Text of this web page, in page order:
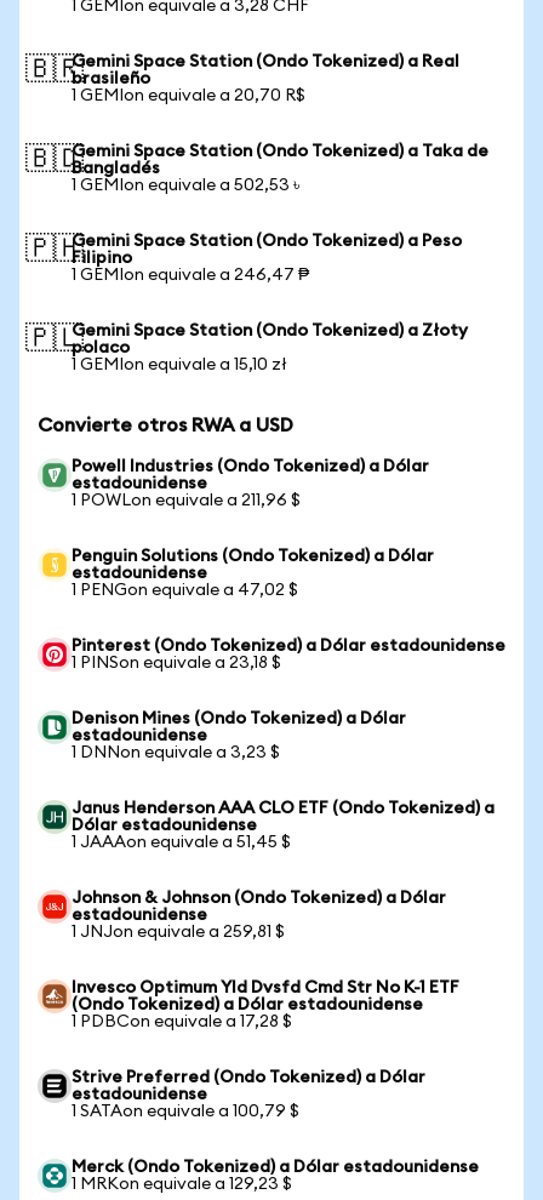
1 GEMIon equivale a 3,28 CHF
🇧🇷Gemini Space Station (Ondo Tokenized) a Real
brasileño
1 GEMIon equivale a 20,70 R$
🇧🇩Gemini Space Station (Ondo Tokenized) a Taka de
Bangladés
1 GEMIon equivale a 502,53 ৳
🇵🇭Gemini Space Station (Ondo Tokenized) a Peso
Filipino
1 GEMIon equivale a 246,47 ₱
🇵🇱Gemini Space Station (Ondo Tokenized) a Złoty
polaco
1 GEMIon equivale a 15,10 zł
Convierte otros RWA a USD
Powell Industries (Ondo Tokenized) a Dólar
estadounidense
1 POWLon equivale a 211,96 $
Penguin Solutions (Ondo Tokenized) a Dólar
estadounidense
1 PENGon equivale a 47,02 $
Pinterest (Ondo Tokenized) a Dólar estadounidense
1 PINSon equivale a 23,18 $
Denison Mines (Ondo Tokenized) a Dólar
estadounidense
1 DNNon equivale a 3,23 $
Janus Henderson AAA CLO ETF (Ondo Tokenized) a
Dólar estadounidense
1 JAAAon equivale a 51,45 $
Johnson & Johnson (Ondo Tokenized) a Dólar
estadounidense
1 JNJon equivale a 259,81 $
Invesco Optimum Yld Dvsfd Cmd Str No K-1 ETF
(Ondo Tokenized) a Dólar estadounidense
1 PDBCon equivale a 17,28 $
Strive Preferred (Ondo Tokenized) a Dólar
estadounidense
1 SATAon equivale a 100,79 $
Merck (Ondo Tokenized) a Dólar estadounidense
1 MRKon equivale a 129,23 $